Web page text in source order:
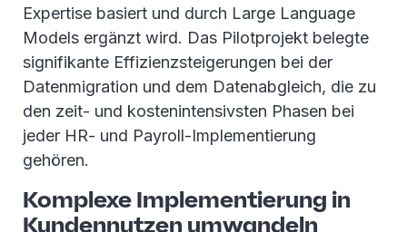
Expertise basiert und durch Large Language
Models ergänzt wird. Das Pilotprojekt belegte
signifikante Effizienzsteigerungen bei der
Datenmigration und dem Datenabgleich, die zu
den zeit- und kostenintensivsten Phasen bei
jeder HR- und Payroll-Implementierung
gehören.
Komplexe Implementierung in
Kundennutzen umwandeln